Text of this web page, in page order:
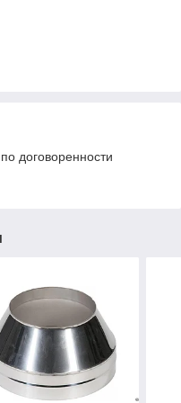
договоренности